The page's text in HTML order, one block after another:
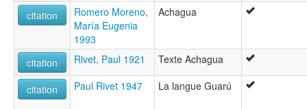
citation
Romero Moreno,
María Eugenia
1993
Achagua
citation Rivet, Paul 1921 Texte Achagua
citation Paul Rivet 1947 La langue Guarú